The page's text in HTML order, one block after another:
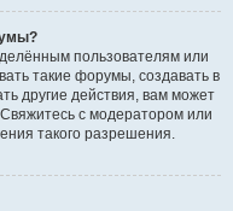
пользователям или
такие форумы, создавать в
другие действия, вам может
с модератором или
такого разрешения.